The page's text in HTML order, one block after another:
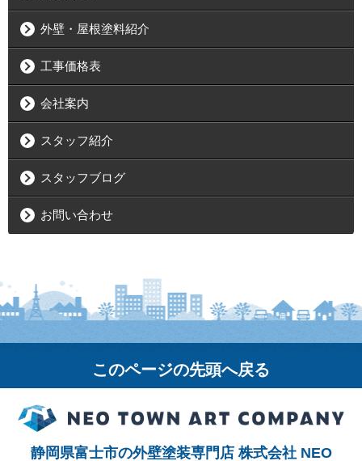
外壁・屋根塗料紹介
工事価格表
会社案内
スタッフ紹介
スタッフブログ
お問い合わせ
このページの先頭へ戻る
静岡県富士市の外壁塗装専門店 株式会社 NEO